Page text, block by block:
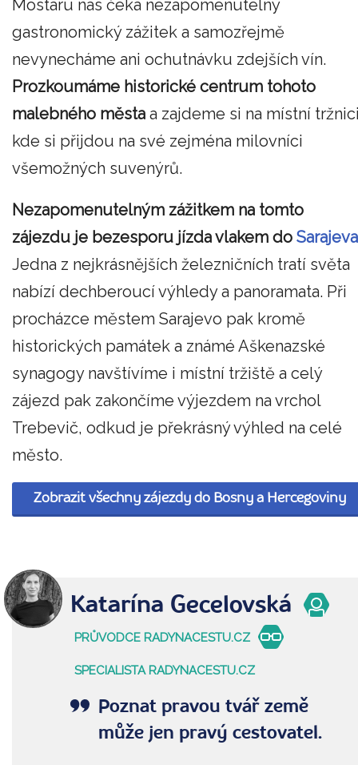
Mostaru nás čeká nezapomenutelný
gastronomický zážitek a samozřejmě
nevynecháme ani ochutnávku zdejších vín.
Prozkoumáme historické centrum tohoto
malebného města a zajdeme si na místní
kde si přijdou na své zejména milovníci
všemožných suvenýrů.
Nezapomenutelným zážitkem na tomto
zájezdu je bezesporu jízda vlakem do Sarajeva
Jedna z nejkrásnějších železničních tratí světa
nabízí dechberoucí výhledy a panoramata. Při
procházce městem Sarajevo pak kromě
historických památek a známé Aškenazské
synagogy navštívíme i místní tržiště a celý
zájezd pak zakončíme výjezdem na vrchol
Trebevič, odkud je překrásný výhled na celé
město.
Zobrazit všechny zájezdy do Bosny a Hercegoviny
Katarína Gecelovská
PRŮVODCE RADYNACESTU.CZ
SPECIALISTA RADYNACESTU.CZ
Poznat pravou tvář země
může jen pravý cestovatel.